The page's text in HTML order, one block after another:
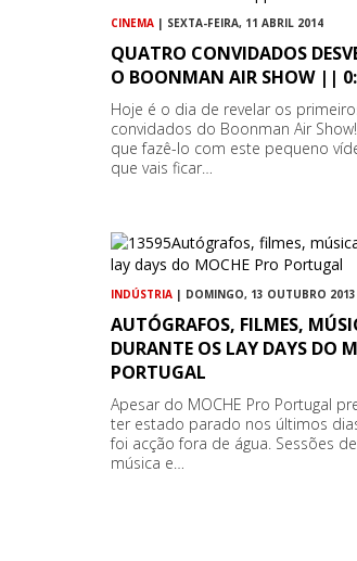
CINEMA | SEXTA-FEIRA, 11 ABRIL 2014
QUATRO CONVIDADOS
O BOONMAN AIR SHOW ||
Hoje é o dia de revelar os
convidados do Boonman Air
que fazê-lo com este pequeno
que vais ficar…
INDÚSTRIA | DOMINGO, 13 OUTUBRO 2013
AUTÓGRAFOS, FILMES,
DURANTE OS LAY DAYS DO
PORTUGAL
Apesar do MOCHE Pro Portugal
ter estado parado nos últimos
foi acção fora de água. Sessões
música e…